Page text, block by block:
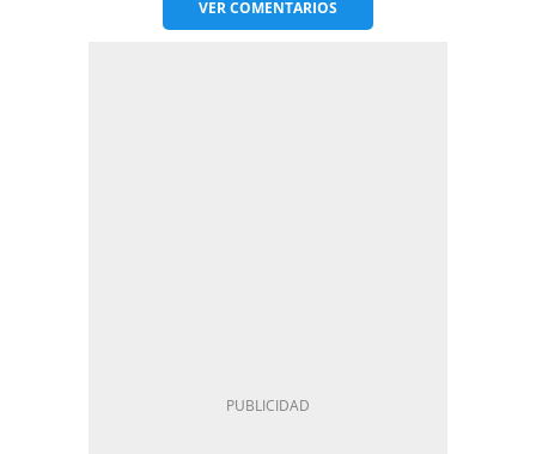
VERCOMENTARIOS